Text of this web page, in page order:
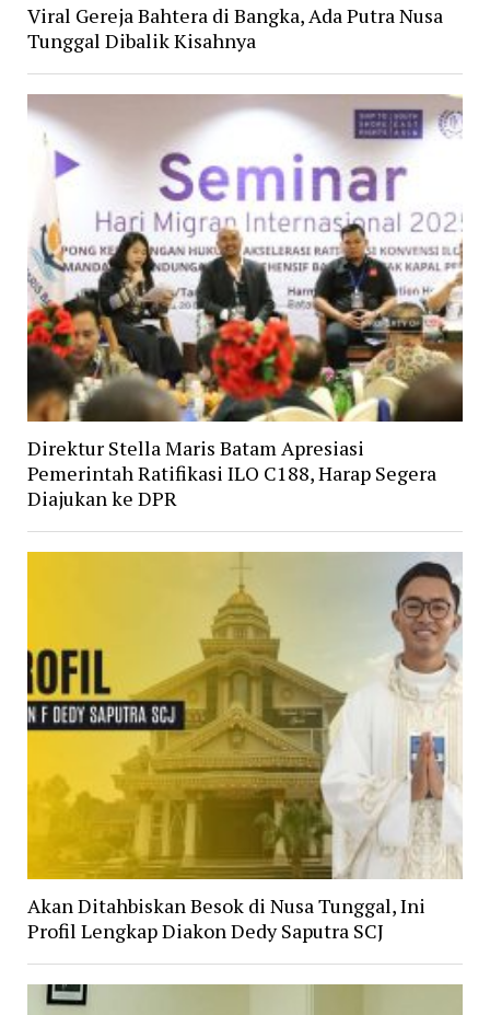
Viral Gereja Bahtera di Bangka, Ada Putra Nusa
Tunggal Dibalik Kisahnya
Direktur Stella Maris Batam Apresiasi
Pemerintah Ratifikasi ILO C188, Harap Segera
Diajukan ke DPR
Akan Ditahbiskan Besok di Nusa Tunggal, Ini
Profil Lengkap Diakon Dedy Saputra SCJ